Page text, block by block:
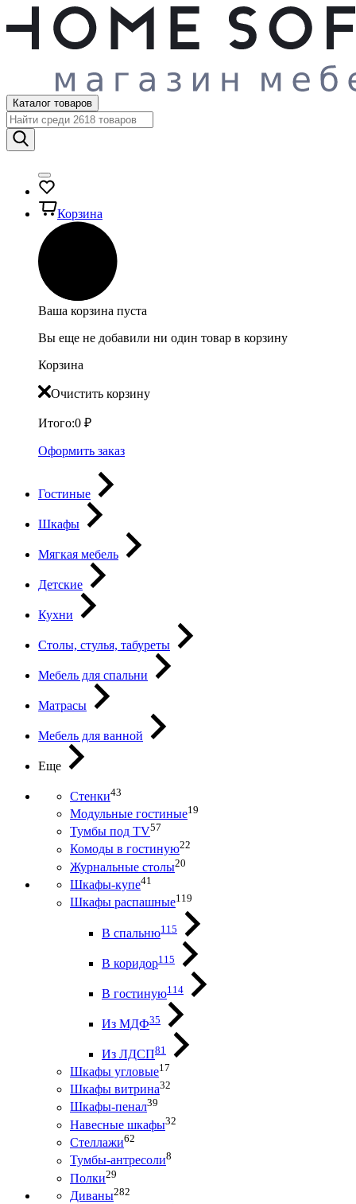
Каталог товаров
Корзина
Ваша корзина пуста
Вы еще не добавили ни один товар в корзину
Корзина
Очистить корзину
Итого:0 ₽
Оформить заказ
Гостиные
Шкафы
Мягкая мебель
Детские
Кухни
Столы, стулья, табуреты
Мебель для спальни
Матрасы
Мебель для ванной
Еще
Стенки43
Модульные гостиные19
Тумбы под ТV57
Комоды в гостиную22
Журнальные столы20
Шкафы-купе41
Шкафы распашные119
В спальню115
В коридор115
В гостиную114
Из МДФ35
Из ЛДСП81
Шкафы угловые17
Шкафы витрина32
Шкафы-пенал39
Навесные шкафы32
Стеллажи62
Тумбы-антресоли8
Полки29
Диваны282